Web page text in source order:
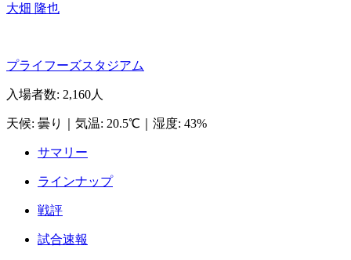
大畑 隆也
プライフーズスタジアム
入場者数: 2,160人
天候: 曇り 気温: 20.5℃ 湿度: 43%
サマリー
ラインナップ
戦評
試合速報